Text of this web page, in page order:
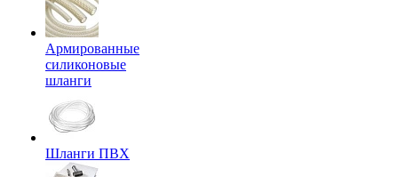
Армированные
силиконовые
шланги
Шланги ПВХ